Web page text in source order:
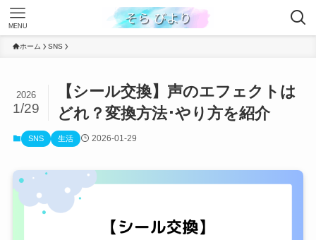
MENU
ホーム SNS
【シール交換】声のエフェクトは
どれ？変換方法･やり方を紹介
2026
1/29
SNS 生活 2026-01-29